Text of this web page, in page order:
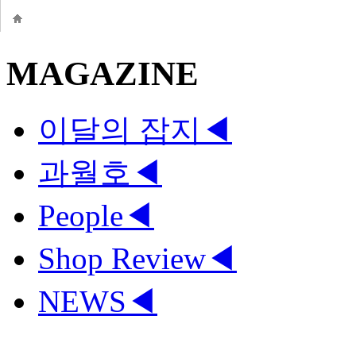
MAGAZINE
이달의 잡지 ◀
과월호 ◀
People◀
Shop Review◀
NEWS ◀